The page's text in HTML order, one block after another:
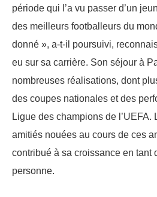
période qui l’a vu passer d’un
des meilleurs footballeurs du
donné », a-t-il poursuivi,
eu sur sa carrière. Son séjour à
nombreuses réalisations, dont
des coupes nationales et des
Ligue des champions de
amitiés nouées au cours de ces
contribué à sa croissance en tant
personne.